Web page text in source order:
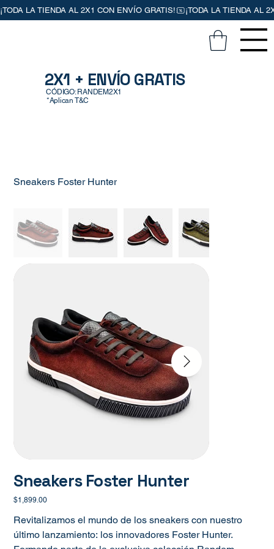
2X1 + ENVÍO GRATIS
CÓDIGO: RANDEM2X1
*Aplican T&C
Sneakers Foster Hunter
Sneakers Foster Hunter
Precio
$1,899.00
Revitalizamos el mundo de los sneakers con nuestro
último lanzamiento: los innovadores Foster Hunter.